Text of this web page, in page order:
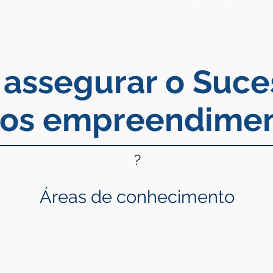
o
?
Áreas de conhecimento